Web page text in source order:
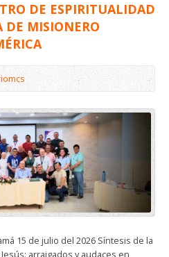
DE ESPIRITUALIDAD
DE MISIONERO
15 de julio del 2026 Síntesis de la